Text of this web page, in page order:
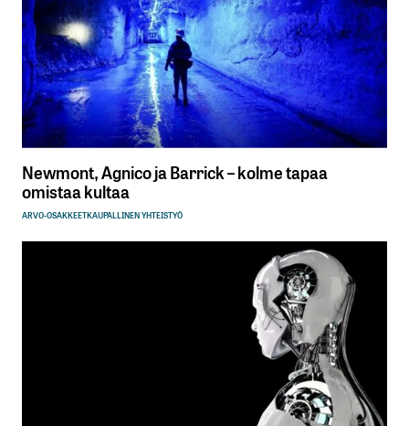
Newmont, Agnico ja Barrick – kolme tapaa
omistaa kultaa
ARVO-OSAKKEETKAUPALLINEN YHTEISTYÖ